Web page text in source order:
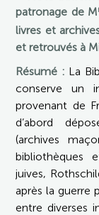
patronage de M
livres et
et retrouvés à
Résumé : La
conserve un
provenant de
d’abord
(archives
bibliothèques
juives,
après la guerre
entre diverses